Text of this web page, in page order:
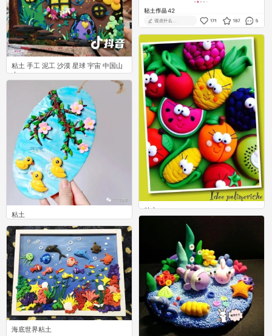
粘土 手工 泥工 沙漠 星球 宇宙 中国山
水
粘土
粘土
0
海底世界粘土
粘土
0